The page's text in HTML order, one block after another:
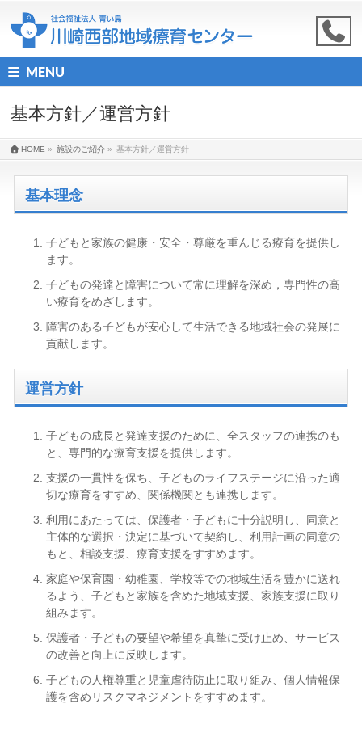
MENU
基本方針／運営方針
HOME » 施設のご紹介 » 基本方針／運営方針
基本理念
子どもと家族の健康・安全・尊厳を重んじる療育を提供し
ます。
子どもの発達と障害について常に理解を深め，専門性の高
い療育をめざします。
障害のある子どもが安心して生活できる地域社会の発展に
貢献します。
運営方針
子どもの成長と発達支援のために、全スタッフの連携のも
と、専門的な療育支援を提供します。
支援の一貫性を保ち、子どものライフステージに沿った適
切な療育をすすめ、関係機関とも連携します。
利用にあたっては、保護者・子どもに十分説明し、同意と
主体的な選択・決定に基づいて契約し、利用計画の同意の
もと、相談支援、療育支援をすすめます。
家庭や保育園・幼稚園、学校等での地域生活を豊かに送れ
るよう、子どもと家族を含めた地域支援、家族支援に取り
組みます。
保護者・子どもの要望や希望を真摯に受け止め、サービス
の改善と向上に反映します。
子どもの人権尊重と児童虐待防止に取り組み、個人情報保
護を含めリスクマネジメントをすすめます。